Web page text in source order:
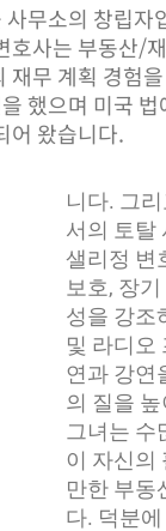
무소의 창립자
사는 부동산/
무 계획 경험
했으며 미국
어 왔습니다.
의 질을
그녀는 수
이 자신의
만한 부동
다. 덕분